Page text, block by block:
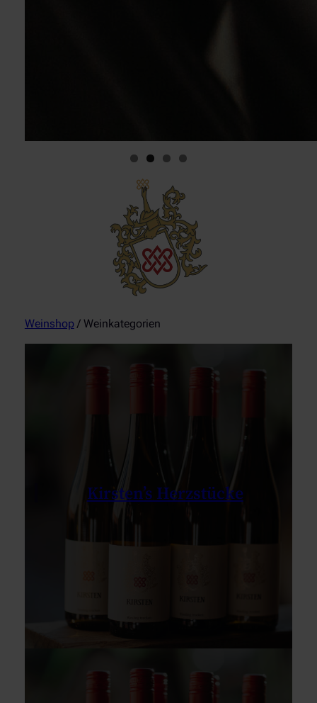
Weinshop / Weinkategorien
Kirsten’s Herzstücke